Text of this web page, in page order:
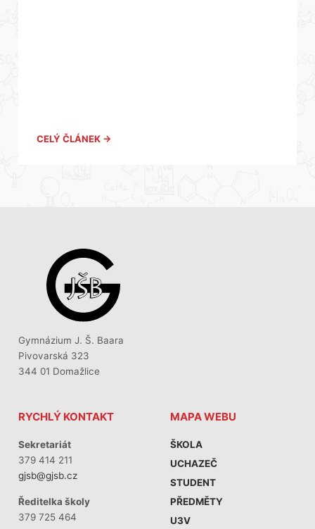
CELÝ ČLÁNEK →
Gymnázium J. Š. Baara
Pivovarská 323
344 01 Domažlice
RYCHLÝ KONTAKT
Sekretariát
379 414 211
gjsb@gjsb.cz
Ředitelka školy
379 725 464
MAPA WEBU
ŠKOLA
UCHAZEČ
STUDENT
PŘEDMĚTY
U3V